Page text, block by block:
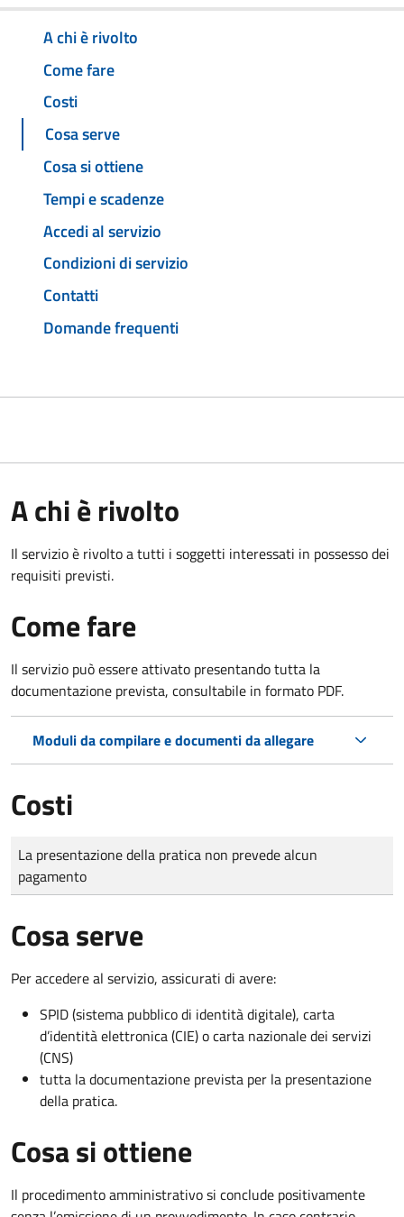
A chi è rivolto
Come fare
Costi
Cosa serve
Cosa si ottiene
Tempi e scadenze
Accedi al servizio
Condizioni di servizio
Contatti
Domande frequenti
A chi è rivolto
Il servizio è rivolto a tutti i soggetti interessati in possesso dei
requisiti previsti.
Come fare
Il servizio può essere attivato presentando tutta la
documentazione prevista, consultabile in formato PDF.
Moduli da compilare e documenti da allegare
Costi
Tipo di pagamento
Importo
La presentazione della pratica non prevede alcun
pagamento
Cosa serve
Per accedere al servizio, assicurati di avere:
SPID (sistema pubblico di identità digitale), carta
d’identità elettronica (CIE) o carta nazionale dei servizi
(CNS)
tutta la documentazione prevista per la presentazione
della pratica.
Cosa si ottiene
Il procedimento amministrativo si conclude positivamente